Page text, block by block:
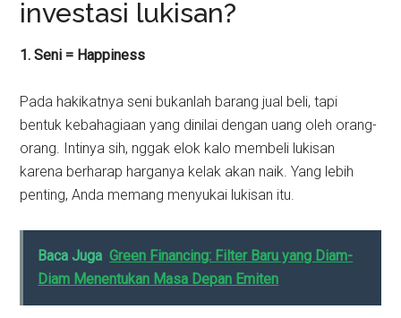
investasi lukisan?
1. Seni = Happiness
Pada hakikatnya seni bukanlah barang jual beli, tapi
bentuk kebahagiaan yang dinilai dengan uang oleh orang-
orang. Intinya sih, nggak elok kalo membeli lukisan
karena berharap harganya kelak akan naik. Yang lebih
penting, Anda memang menyukai lukisan itu.
Baca Juga Green Financing: Filter Baru yang Diam-
Diam Menentukan Masa Depan Emiten